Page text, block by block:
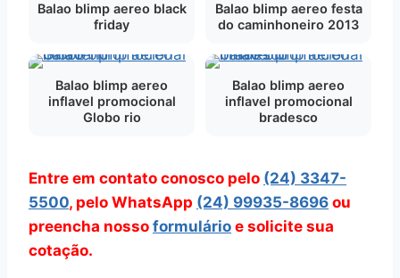
Balao blimp aereo black
friday
Balao blimp aereo festa
do caminhoneiro 2013
Balao blimp aereo
inflavel promocional
Globo rio
Balao blimp aereo
inflavel promocional
bradesco
Entre em contato conosco pelo (24) 3347-
5500, pelo WhatsApp (24) 99935-8696 ou
preencha nosso formulário e solicite sua
cotação.